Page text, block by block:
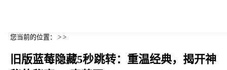
您当前的位置： > >
旧版蓝莓隐藏5秒跳转：重温经典，揭开神